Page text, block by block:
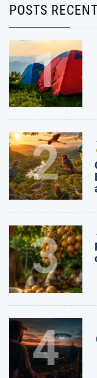
POSTS
1
2
3
4